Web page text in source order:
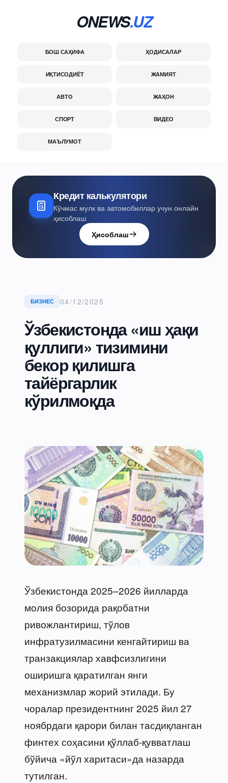
ONEWS.UZ
БОШ САҲИФА ҲОДИСАЛАР
ИҚТИСОДИЁТ ЖАМИЯТ
АВТО ЖАҲОН
СПОРТ ВИДЕО
МАЪЛУМОТ
Кредит калькулятори
Кўчмас мулк ва автомобиллар учун онлайн
ҳисоблаш
Ҳисоблаш
БИЗНЕС 04/12/2025
Ўзбекистонда «иш ҳақи
қуллиги» тизимини
бекор қилишга
тайёргарлик
кўрилмоқда
Ўзбекистонда 2025–2026 йилларда
молия бозорида рақобатни
ривожлантириш, тўлов
инфратузилмасини кенгайтириш ва
транзакциялар хавфсизлигини
оширишга қаратилган янги
механизмлар жорий этилади. Бу
чоралар президентнинг 2025 йил 27
ноябрдаги қарори билан тасдиқланган
финтех соҳасини қўллаб-қувватлаш
бўйича «йўл харитаси»да назарда
тутилган.